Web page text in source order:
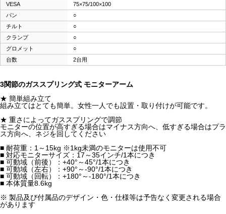
VESA
75×75/100×100
パン
○
チルト
○
クランプ
○
グロメット
○
台数
2台用
3関節のガススプリング式 モニターアーム
★ 簡単組み立て
組み立てはとても簡単。女性一人でも設置・取り付けが可能です。
★ 重さによってガススプリングで調節
モニターの位置が高すぎる場合はマイナス方向へ、低すぎる場合はプラ
ス方向へ、ネジを回してください
■ 耐荷重：1～15kg ※1kg未満のモニターは使用不可
■ 対応モニターサイズ：17～35インチ/1本につき
■ 可動域（前後）：+40°～45°/1本につき
■ 可動域（左右）：+90°～-90°/1本につき
■ 可動域（回転）：+180°～-180°/1本につき
■ 本体質量8.6kg
※ 製品及び付属品のデザイン・色・仕様等は予告なく変更される場合
があります